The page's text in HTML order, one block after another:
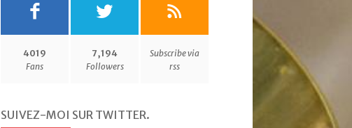
4019
Fans
7,194
Followers
Subscribe via
rss
SUIVEZ-MOI SUR TWITTER.